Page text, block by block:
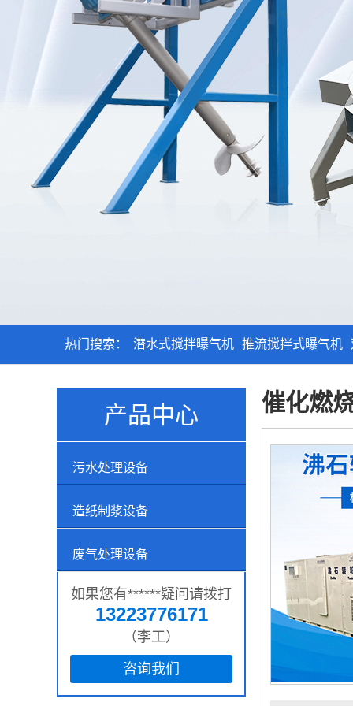
热门搜索： 潜水式搅拌曝气机 推流搅拌式曝气机
产品中心
污水处理设备
造纸制浆设备
废气处理设备
如果您有******疑问请拨打
13223776171
（李工）
咨询我们
催化燃